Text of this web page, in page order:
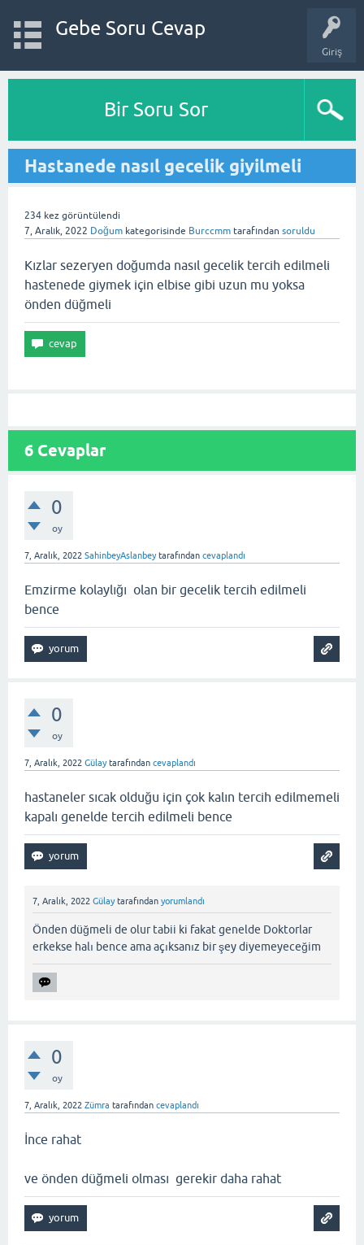
Giriş
Gebe Soru Cevap
Bir Soru Sor
Hastanede nasıl gecelik giyilmeli
234 kez görüntülendi
7, Aralık, 2022 Doğum kategorisinde Burccmm tarafından soruldu
Kızlar sezeryen doğumda nasıl gecelik tercih edilmeli
hastenede giymek için elbise gibi uzun mu yoksa
önden düğmeli
6 Cevaplar
0
oy
7, Aralık, 2022 SahinbeyAslanbey tarafından cevaplandı
Emzirme kolaylığı olan bir gecelik tercih edilmeli
bence
0
oy
7, Aralık, 2022 Gülay tarafından cevaplandı
hastaneler sıcak olduğu için çok kalın tercih edilmemeli
kapalı genelde tercih edilmeli bence
7, Aralık, 2022 Gülay tarafından yorumlandı
Önden düğmeli de olur tabii ki fakat genelde Doktorlar
erkekse halı bence ama açıksanız bir şey diyemeyeceğim
0
oy
7, Aralık, 2022 Zümra tarafından cevaplandı
İnce rahat
ve önden düğmeli olması gerekir daha rahat